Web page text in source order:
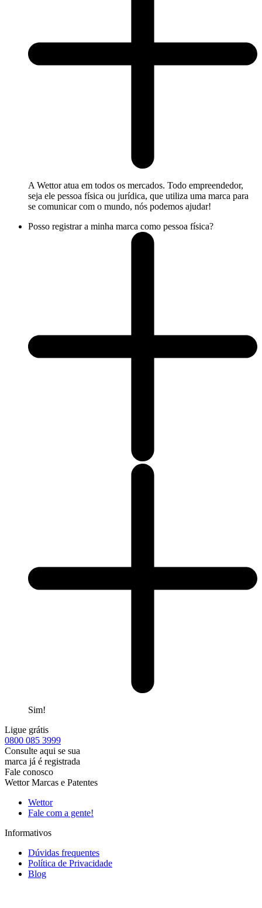
A Wettor atua em todos os mercados. Todo empreendedor,
seja ele pessoa física ou jurídica, que utiliza uma marca para
se comunicar com o mundo, nós podemos ajudar!
Posso registrar a minha marca como pessoa física?
Sim!
Ligue grátis
0800 085 3999
Consulte aqui se sua
marca já é registrada
Fale conosco
Wettor Marcas e Patentes
Wettor
Fale com a gente!
Informativos
Dúvidas frequentes
Política de Privacidade
Blog